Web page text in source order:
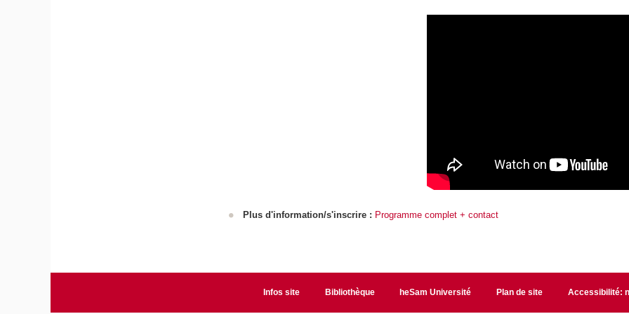
Plus d'information/s'inscrire : Programme complet + contact
Infos site Bibliothèque heSam Université Plan de site Accessibilité: